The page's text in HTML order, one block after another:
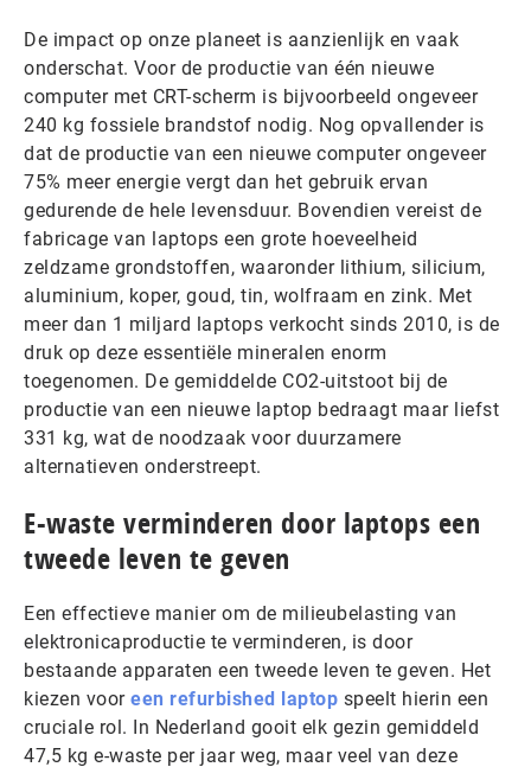
De impact op onze planeet is aanzienlijk en vaak
onderschat. Voor de productie van één nieuwe
computer met CRT-scherm is bijvoorbeeld ongeveer
240 kg fossiele brandstof nodig. Nog opvallender is
dat de productie van een nieuwe computer ongeveer
75% meer energie vergt dan het gebruik ervan
gedurende de hele levensduur. Bovendien vereist de
fabricage van laptops een grote hoeveelheid
zeldzame grondstoffen, waaronder lithium, silicium,
aluminium, koper, goud, tin, wolfraam en zink. Met
meer dan 1 miljard laptops verkocht sinds 2010, is de
druk op deze essentiële mineralen enorm
toegenomen. De gemiddelde CO2-uitstoot bij de
productie van een nieuwe laptop bedraagt maar liefst
331 kg, wat de noodzaak voor duurzamere
alternatieven onderstreept.
E-waste verminderen door laptops een
tweede leven te geven
Een effectieve manier om de milieubelasting van
elektronicaproductie te verminderen, is door
bestaande apparaten een tweede leven te geven. Het
kiezen voor een refurbished laptop speelt hierin een
cruciale rol. In Nederland gooit elk gezin gemiddeld
47,5 kg e-waste per jaar weg, maar veel van deze